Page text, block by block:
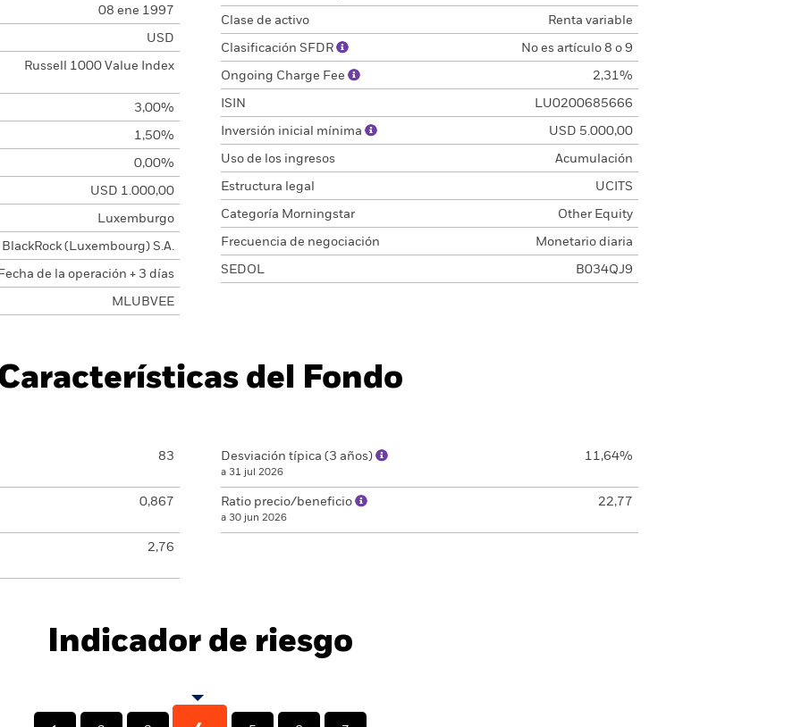
08 ene 1997
USD
Russell 1000 Value Index
3,00%
1,50%
0,00%
USD 1.000,00
Luxemburgo
BlackRock (Luxembourg) S.A.
Fecha de la operación + 3 días
MLUBVEE
Clase de activo Renta variable
Clasificación SFDR No es artículo 8 o 9
Ongoing Charge Fee 2,31%
ISIN LU0200685666
Inversión inicial mínima USD 5.000,00
Uso de los ingresos Acumulación
Estructura legal UCITS
Categoría Morningstar Other Equity
Frecuencia de negociación Monetario diaria
SEDOL B034QJ9
del Fondo
83
0,867
2,76
Desviación típica (3 años)
a 31 jul 2026
11,64%
Ratio precio/beneficio
a 30 jun 2026
22,77
Indicador de riesgo